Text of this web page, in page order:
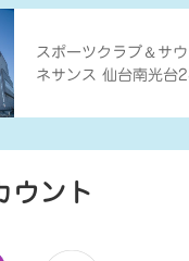
スポーツクラブ ＆ サ
ネサンス 仙台南光台
ウント